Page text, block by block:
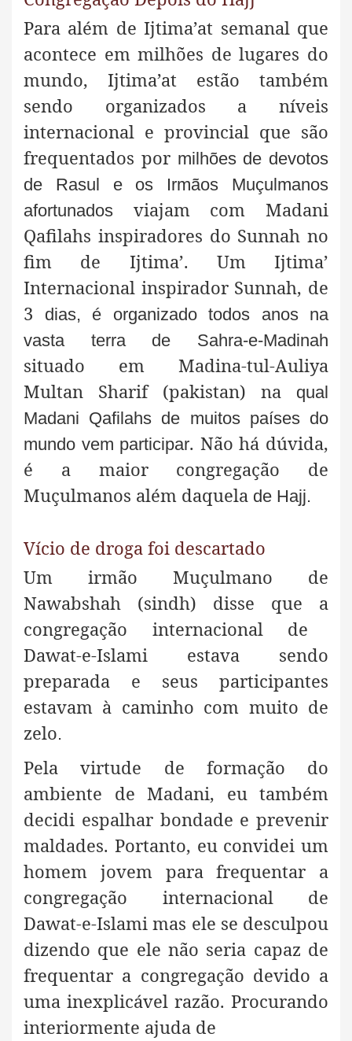
Para além deIjtima’at semanal que
acontece em milhões de lugares do
mundo, Ijtima’at estão também
sendo organizados a níveis
internacional e provincial que são
frequentados por milhões de devotos
de Rasul e os Irmãos Muçulmanos
afortunados viajam com Madani
Qafilahs inspiradores do Sunnah no
fim de Ijtima’. Um Ijtima’
Internacional inspirador Sunnah, de
3
dias, é organizado todos anos na
vasta terra de Sahra-e-Madinah
situado em Madina-tul-Auliya
Multan Sharif (pakistan) na
qual
Madani Qafilahs de muitos países do
mundo vem participar. Não há dúvida,
é a maior congregação de
Muçulmanos além daquela de Hajj.
Vício de droga foi descartado
Um irmão Muçulmano de
Nawabshah (sindh) disse que a
congregação internacional de
Dawat-e-Islami estava sendo
preparada e seus participantes
estavam à caminho com muito de
zelo.
Pela virtude de formação do
ambiente de Madani, eu também
decidi espalhar bondade e prevenir
maldades. Portanto, eu convidei um
homem jovem para frequentar a
congregação internacional de
Dawat-e-Islami mas ele se desculpou
dizendo que ele não seria capaz de
frequentar a congregação devido a
uma inexplicável razão. Procurando
interiormente ajuda de